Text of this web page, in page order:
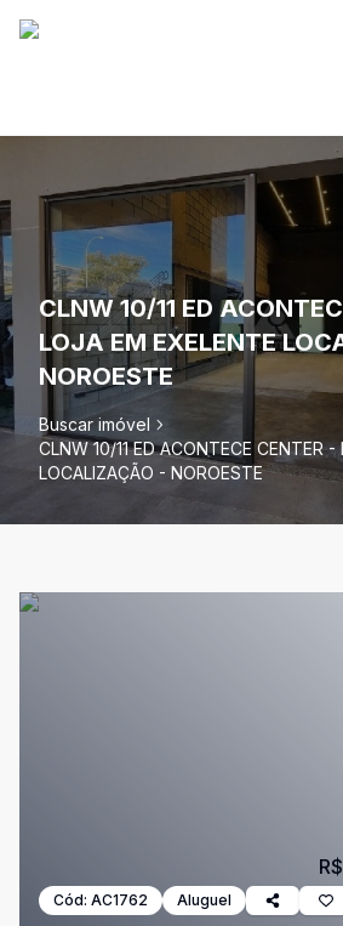
CLNW 10/11 ED
LOJA EM EXELENTE
NOROESTE
Buscar imóvel
CLNW 10/11 ED ACONTECE CENTER -
LOCALIZAÇÃO - NOROESTE
Cód: AC1762 Aluguel